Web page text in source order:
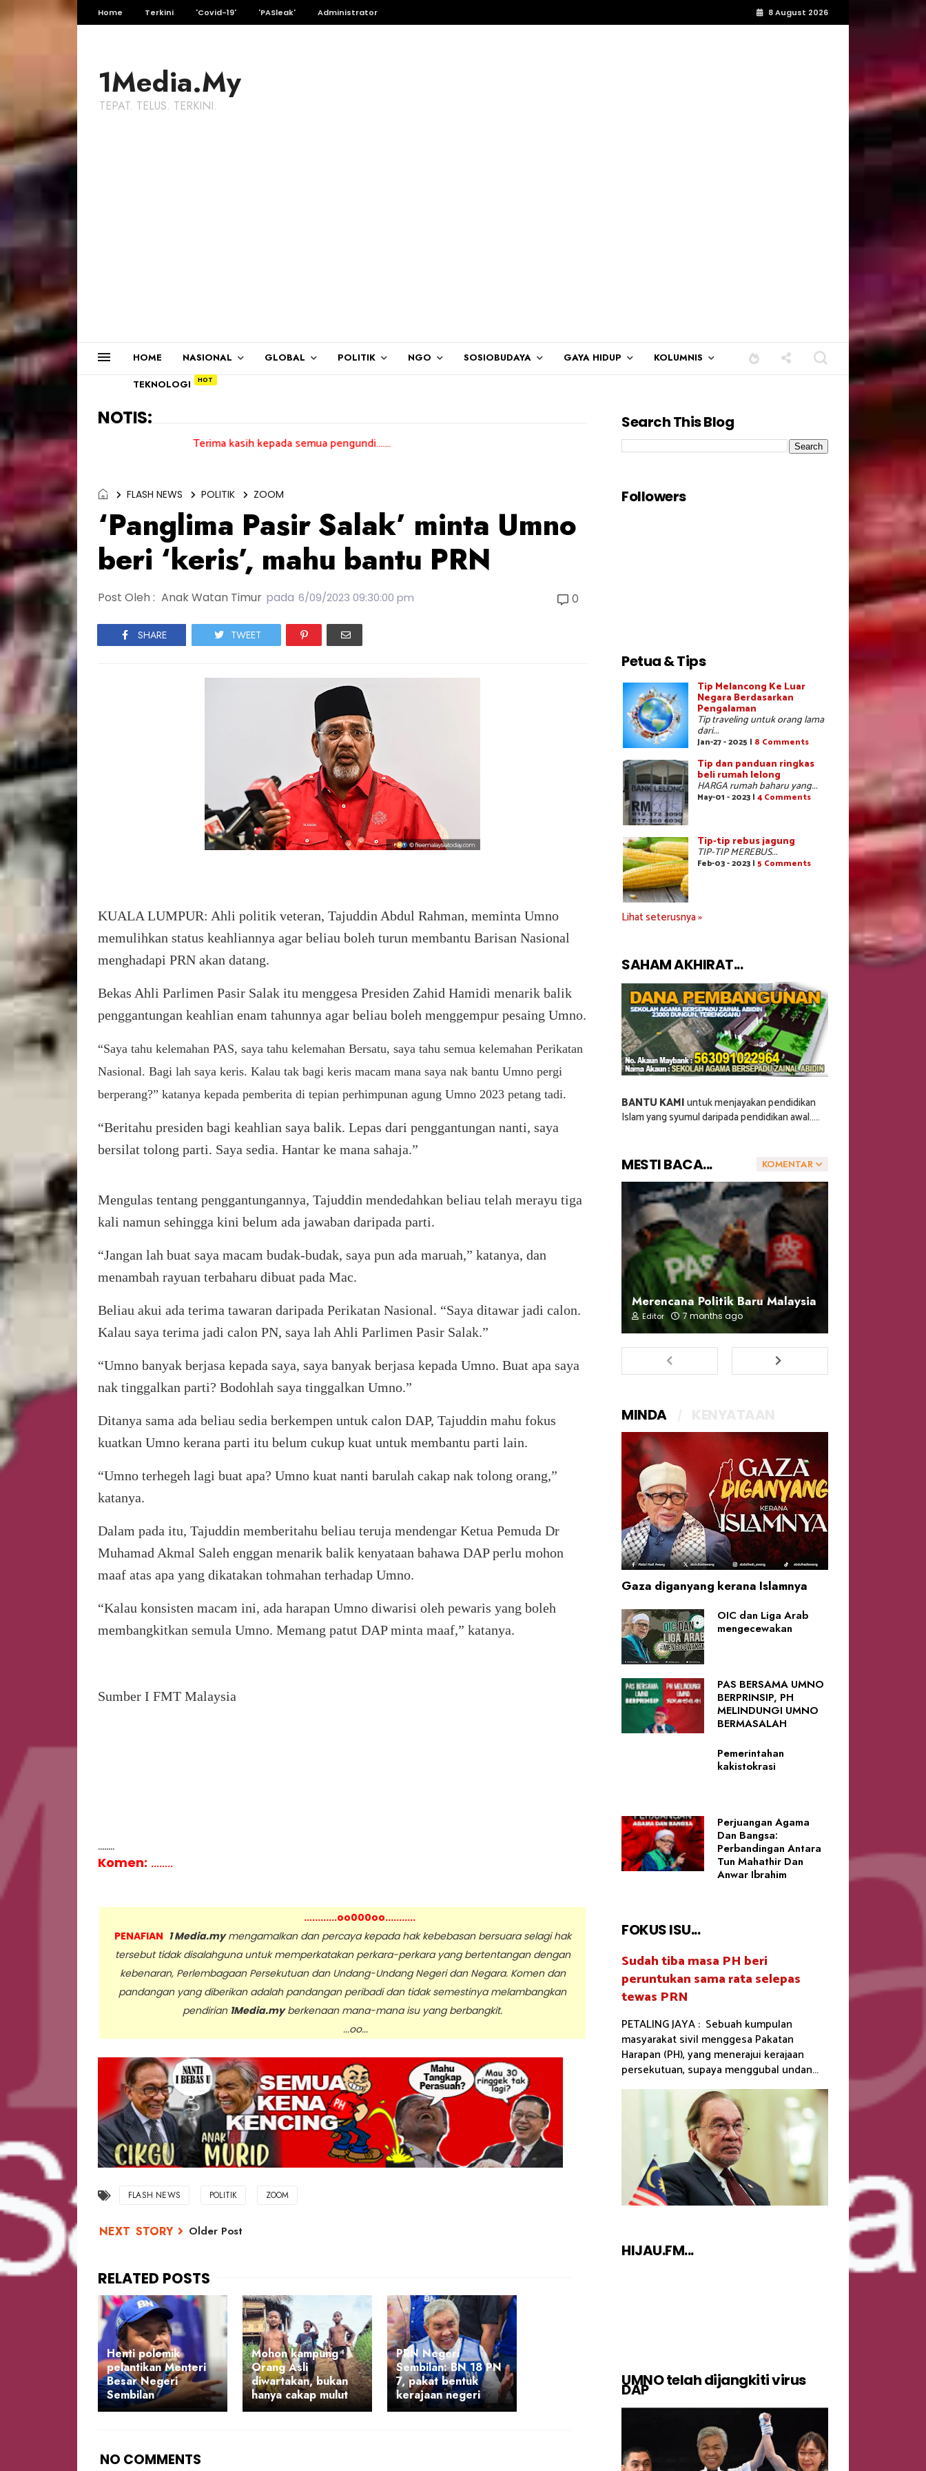
Home Terkini 'Covid-19' 'PASleak' Administrator 8 August 2026
1Media.My
TEPAT. TELUS. TERKINI.
HOME NASIONAL GLOBAL POLITIK NGO SOSIOBUDAYA GAYA HIDUP KOLUMNIS
TEKNOLOGI
NOTIS:
Terima kasih kepada semua pengundi.......
FLASH NEWS POLITIK ZOOM
‘Panglima Pasir Salak’ minta Umno
beri ‘keris’, mahu bantu PRN
Post Oleh : Anak Watan Timur pada 6/09/2023 09:30:00 pm 0
SHARE TWEET
KUALA LUMPUR: Ahli politik veteran, Tajuddin Abdul Rahman, meminta Umno
memulihkan status keahliannya agar beliau boleh turun membantu Barisan Nasional
menghadapi PRN akan datang.
Bekas Ahli Parlimen Pasir Salak itu menggesa Presiden Zahid Hamidi menarik balik
penggantungan keahlian enam tahunnya agar beliau boleh menggempur pesaing Umno.
“Saya tahu kelemahan PAS, saya tahu kelemahan Bersatu, saya tahu semua kelemahan Perikatan
Nasional. Bagi lah saya keris. Kalau tak bagi keris macam mana saya nak bantu Umno pergi
berperang?” katanya kepada pemberita di tepian perhimpunan agung Umno 2023 petang tadi.
“Beritahu presiden bagi keahlian saya balik. Lepas dari penggantungan nanti, saya
bersilat tolong parti. Saya sedia. Hantar ke mana sahaja.”
Mengulas tentang penggantungannya, Tajuddin mendedahkan beliau telah merayu tiga
kali namun sehingga kini belum ada jawaban daripada parti.
“Jangan lah buat saya macam budak-budak, saya pun ada maruah,” katanya, dan
menambah rayuan terbaharu dibuat pada Mac.
Beliau akui ada terima tawaran daripada Perikatan Nasional. “Saya ditawar jadi calon.
Kalau saya terima jadi calon PN, saya lah Ahli Parlimen Pasir Salak.”
“Umno banyak berjasa kepada saya, saya banyak berjasa kepada Umno. Buat apa saya
nak tinggalkan parti? Bodohlah saya tinggalkan Umno.”
Ditanya sama ada beliau sedia berkempen untuk calon DAP, Tajuddin mahu fokus
kuatkan Umno kerana parti itu belum cukup kuat untuk membantu parti lain.
“Umno terhegeh lagi buat apa? Umno kuat nanti barulah cakap nak tolong orang,”
katanya.
Dalam pada itu, Tajuddin memberitahu beliau teruja mendengar Ketua Pemuda Dr
Muhamad Akmal Saleh enggan menarik balik kenyataan bahawa DAP perlu mohon
maaf atas apa yang dikatakan tohmahan terhadap Umno.
“Kalau konsisten macam ini, ada harapan Umno diwarisi oleh pewaris yang boleh
membangkitkan semula Umno. Memang patut DAP minta maaf,” katanya.
Sumber I FMT Malaysia
........
Komen: ........
............oo000oo...........
PENAFIAN 1 Media.mymengamalkan dan percaya kepada hak kebebasan bersuara selagi hak
tersebut tidak disalahguna untuk memperkatakan perkara-perkara yang bertentangan dengan
kebenaran, Perlembagaan Persekutuan dan Undang-Undang Negeri dan Negara. Komen dan
pandangan yang diberikan adalah pandangan peribadi dan tidak semestinya melambangkan
pendirian 1Media.myberkenaan mana-mana isu yang berbangkit.
...oo...
FLASH NEWS POLITIK ZOOM
Older Post
Henti polemik
pelantikan Menteri
Besar Negeri
Sembilan
Mohon kampung
Orang Asli
diwartakan, bukan
hanya cakap mulut
PRN Negeri
Sembilan: BN 18 PN
7, pakat bentuk
kerajaan negeri
NO COMMENTS
Search This Blog
Followers
Petua & Tips
Tip Melancong Ke Luar
Negara Berdasarkan
Pengalaman
Tip traveling untuk orang lama
dari...
Jan-27 - 2025 | 8 Comments
Tip dan panduan ringkas
beli rumah lelong
HARGA rumah baharu yang...
May-01 - 2023 | 4 Comments
Tip-tip rebus jagung
TIP-TIP MEREBUS...
Feb-03 - 2023 | 5 Comments
Lihat seterusnya »
SAHAM AKHIRAT...
BANTU KAMIuntuk menjayakan pendidikan
Islam yang syumul daripada pendidikan awal.....
KOMENTAR
MESTI BACA...
Merencana Politik Baru Malaysia
Editor 7 months ago
MINDA
Gaza diganyang kerana Islamnya
OIC dan Liga Arab
mengecewakan
PAS BERSAMA UMNO
BERPRINSIP, PH
MELINDUNGI UMNO
BERMASALAH
Pemerintahan
kakistokrasi
Perjuangan Agama
Dan Bangsa:
Perbandingan Antara
Tun Mahathir Dan
Anwar Ibrahim
FOKUS ISU...
Sudah tiba masa PH beri
peruntukan sama rata selepas
tewas PRN
PETALING JAYA : Sebuah kumpulan
masyarakat sivil menggesa Pakatan
Harapan (PH), yang menerajui kerajaan
persekutuan, supaya menggubal undan...
HIJAU.FM...
UMNO telah dijangkiti virus
DAP